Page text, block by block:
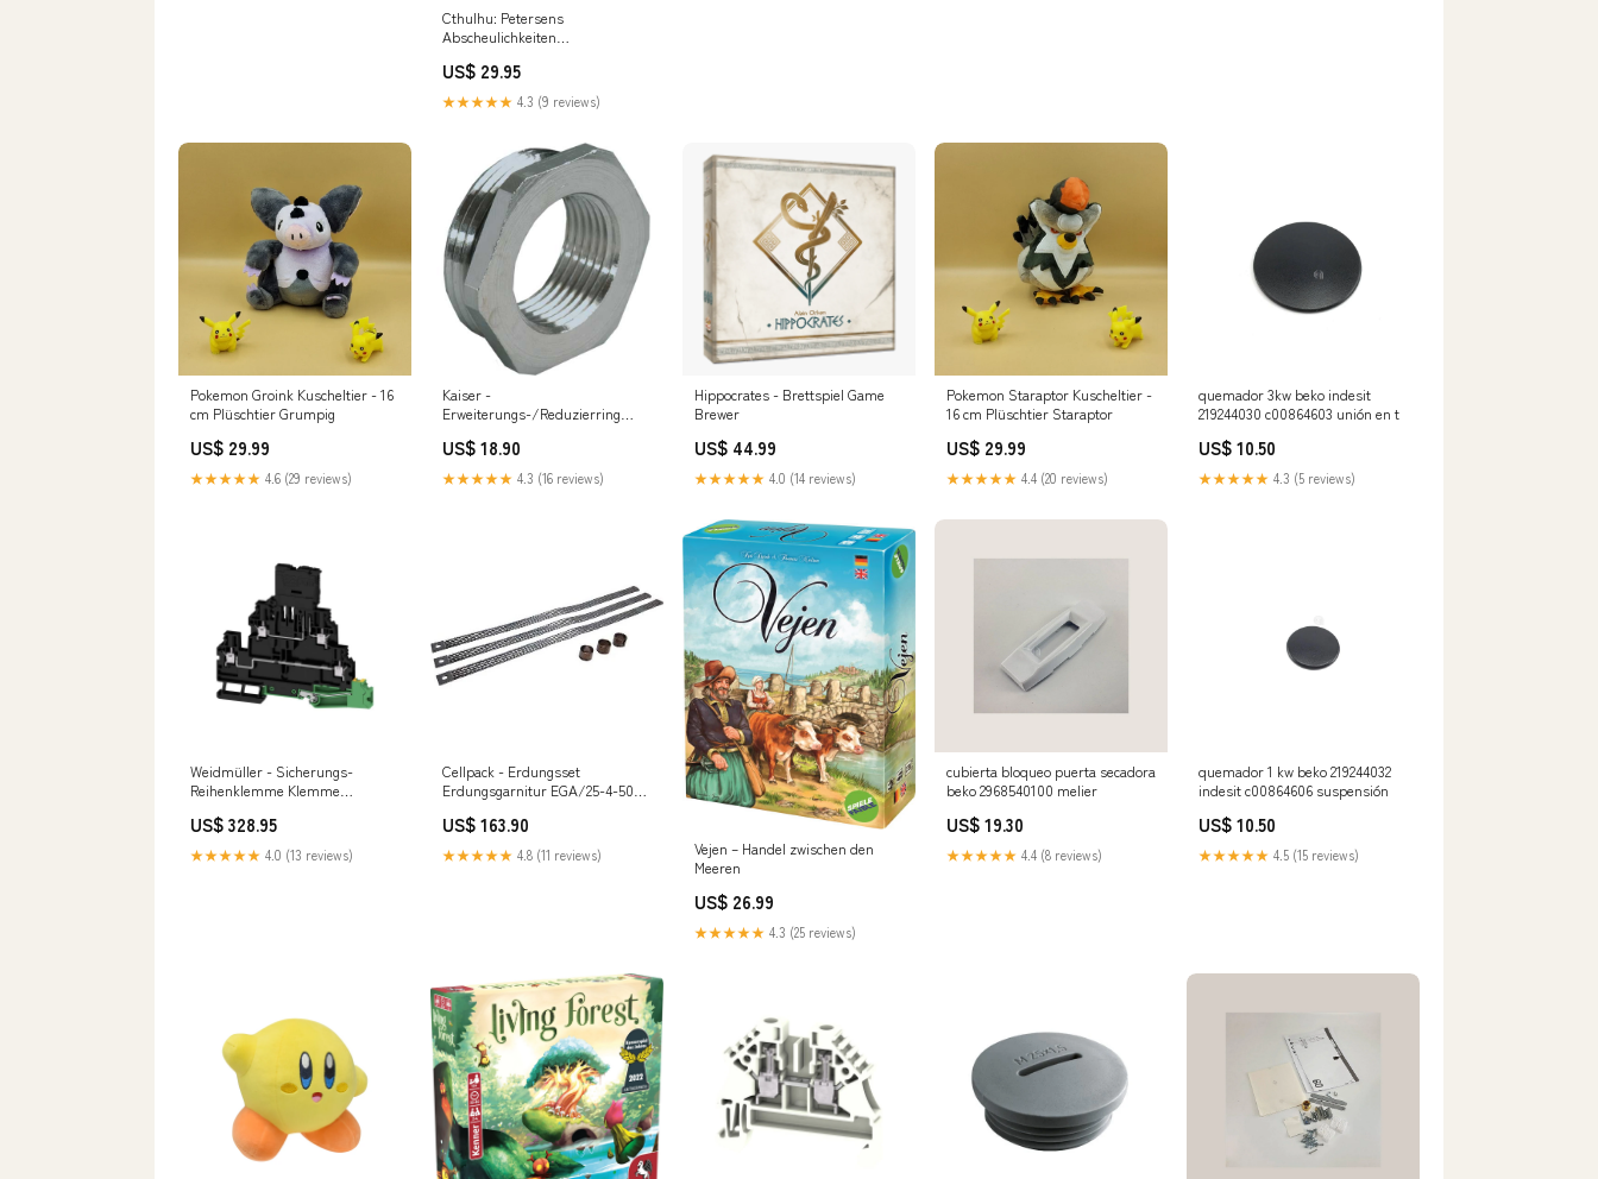
Cthulhu: Petersens
Abscheulichkeiten
Pegasus Rollenspiel
US$ 29.95
★★★★★ 4.3 (9 reviews)
Pokemon Groink Kuscheltier - 16
cm Plüschtier Grumpig
US$ 29.99
★★★★★ 4.6 (29 reviews)
Kaiser -
Erweiterungs-/Reduzierring
2 x Kanalgerät
US$ 18.90
★★★★★ 4.3 (16 reviews)
Hippocrates - Brettspiel Game
Brewer
US$ 44.99
★★★★★ 4.0 (14 reviews)
Pokemon Staraptor Kuscheltier -
16 cm Plüschtier Staraptor
US$ 29.99
★★★★★ 4.4 (20 reviews)
quemador 3kw beko indesit
219244030 c00864603 unión en t
US$ 10.50
★★★★★ 4.3 (5 reviews)
Weidmüller - Sicherungs-
Reihenklemme Klemme
Schraubanschluss − 50 Stück
daikin klimaanlage 3 innengeräte
US$ 328.95
★★★★★ 4.0 (13 reviews)
Cellpack - Erdungsset
Erdungsgarnitur EGA/25-4-500
r32 multisplit außengerät
US$ 163.90
★★★★★ 4.8 (11 reviews)
Vejen – Handel zwischen den
Meeren
US$ 26.99
★★★★★ 4.3 (25 reviews)
cubierta bloqueo puerta secadora
beko 2968540100 melier
US$ 19.30
★★★★★ 4.4 (8 reviews)
quemador 1 kw beko 219244032
indesit c00864606 suspensión
US$ 10.50
★★★★★ 4.5 (15 reviews)